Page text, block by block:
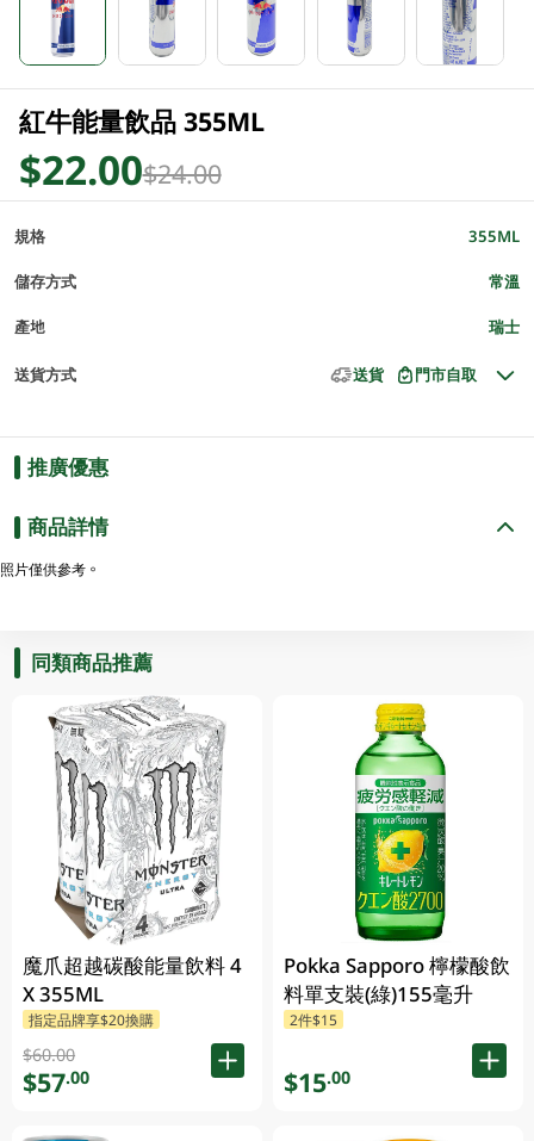
紅牛能量飲品 355ML
$22.00$24.00
規格 355ML
儲存方式 常溫
產地 瑞士
送貨方式 送貨 門市自取
推廣優惠
商品詳情
照片僅供參考。
同類商品推薦
魔爪超越碳酸能量飲料 4
X 355ML
指定品牌享$20換購
$60.00
$57.00
Pokka Sapporo 檸檬酸飲
料單支裝(綠)155毫升
2件$15
$15.00